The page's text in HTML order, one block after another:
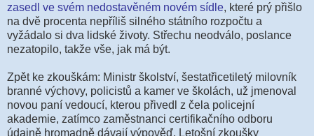
zasedl ve svém nedostavěném novém sídle, které prý přišlo
na dvě procenta nepříliš silného státního rozpočtu a
vyžádalo si dva lidské životy. Střechu neodválo, poslance
nezatopilo, takže vše, jak má být.
Zpět ke zkouškám: Ministr školství, šestatřicetiletý milovník
branné výchovy, policistů a kamer ve školách, už jmenoval
novou paní vedoucí, kterou přivedl z čela policejní
akademie, zatímco zaměstnanci certifikačního odboru
údajně hromadně dávají výpověď. Letošní zkoušky